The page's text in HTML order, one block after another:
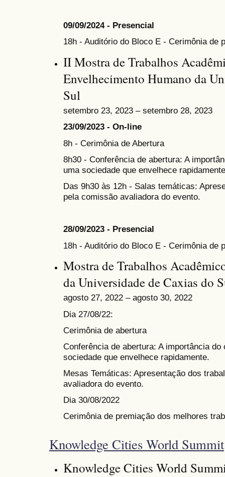
09/09/2024 - Presencial
18h - Auditório do Bloco E - Cerimônia de
II Mostra de Trabalhos
Envelhecimento Humano da
Sul
setembro 23, 2023 – setembro 28, 2023
23/09/2023 - On-line
8h - Cerimônia de Abertura
8h30 - Conferência de abertura: A
uma sociedade que envelhece
Das 9h30 às 12h - Salas temáticas:
pela comissão avaliadora do evento.
28/09/2023 - Presencial
18h - Auditório do Bloco E - Cerimônia de
Mostra de Trabalhos
da Universidade de Caxias do
agosto 27, 2022 – agosto 30, 2022
Dia 27/08/22:
Cerimônia de abertura
Conferência de abertura: A importância
sociedade que envelhece rapidamente.
Mesas Temáticas: Apresentação dos
avaliadora do evento.
Dia 30/08/2022
Cerimônia de premiação dos melhores
Knowledge Cities World Summit
Knowledge Cities World